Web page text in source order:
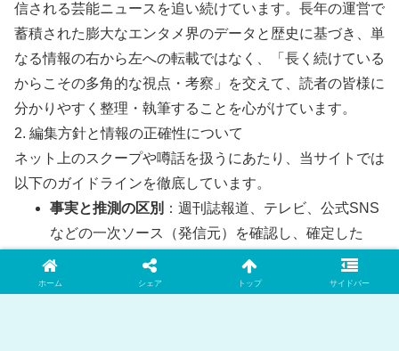
信される芸能ニュースを追い続けています。長年の運営で
蓄積された膨大なエンタメ界のデータと歴史に基づき、単
なる情報の右から左への転載ではなく、「長く続けている
からこその多角的な視点・考察」を交えて、読者の皆様に
分かりやすく整理・執筆することを心がけています。
2. 編集方針と情報の正確性について
ネット上のスクープや噂話を扱うにあたり、当サイトでは
以下のガイドラインを徹底しています。
事実と推測の区別 ：週刊誌報道、テレビ、公式SNS
などの一次ソース（発信元）を確認し、確定した
「事実」と、ネット上の「推測・噂」を明確に区別
して記載します。
ホーム シェア トップ サイドバー